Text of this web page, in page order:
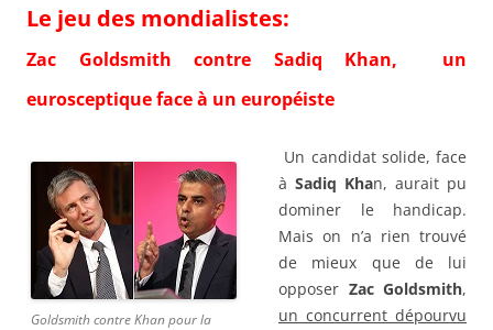
Le jeu des mondialistes:
Zac Goldsmith contre Sadiq Khan, un
eurosceptique face à un européiste
Goldsmith contre Khan pour la
Un candidat solide, face
à Sadiq Khan, aurait pu
dominer le handicap.
Mais on n’a rien trouvé
de mieux que de lui
opposer Zac Goldsmith,
un concurrent dépourvu